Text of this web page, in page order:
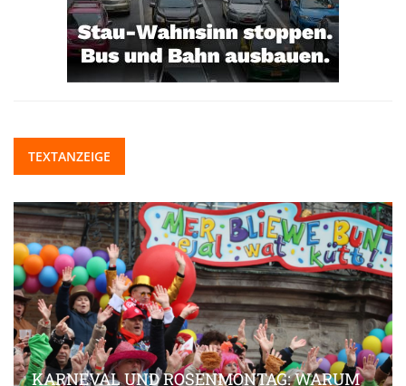
TEXTANZEIGE
KARNEVAL UND ROSENMONTAG: WARUM